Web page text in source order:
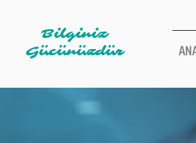
Bilginiz
Gücünüzdür